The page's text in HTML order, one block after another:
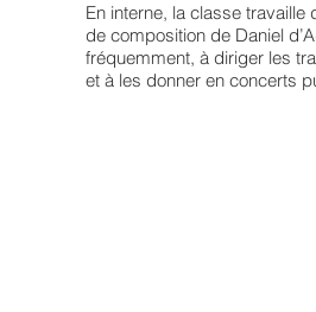
En interne, la classe
de composition de Daniel
fréquemment, à diriger les
et à les donner en concerts